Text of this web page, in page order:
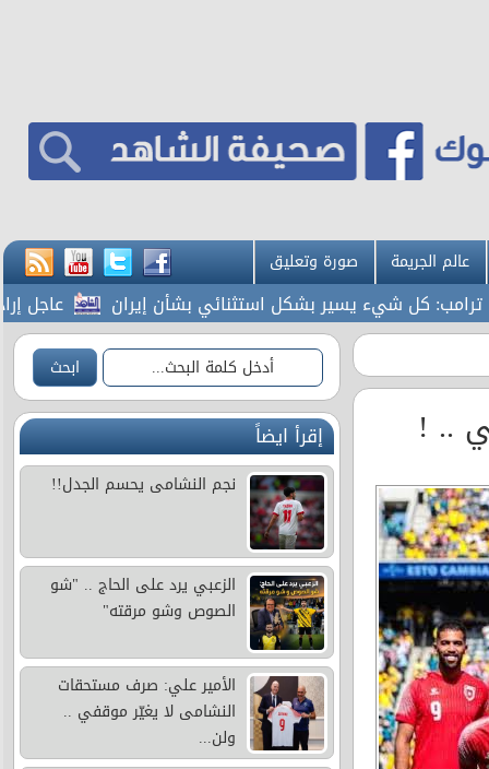
عالم الجريمة صورة وتعليق
كل شيء يسير بشكل استثنائي بشأن إيران عاجل إرادة
.. ! إقرأ ايضاً
نجم النشامى يحسم الجدل!!
الزعبي يرد على الحاج .. "شو
الصوص وشو مرقته"
الأمير علي: صرف مستحقات
النشامى لا يغيّر موقفي ..
ولن...